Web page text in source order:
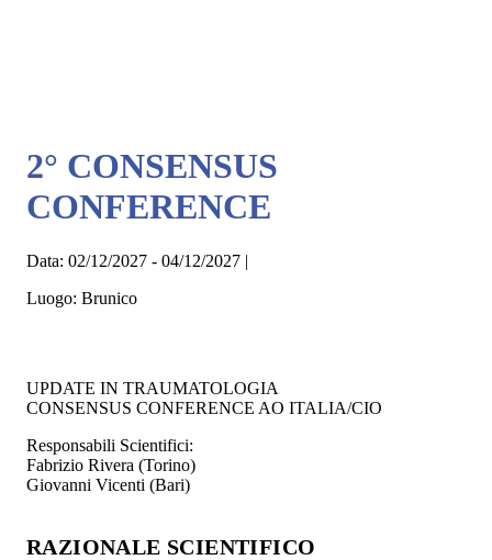
2° CONSENSUS
CONFERENCE
Data: 02/12/2027 - 04/12/2027 |
Luogo: Brunico
UPDATE IN TRAUMATOLOGIA
CONSENSUS CONFERENCE AO ITALIA/CIO
Responsabili Scientifici:
Fabrizio Rivera (Torino)
Giovanni Vicenti (Bari)
RAZIONALE SCIENTIFICO